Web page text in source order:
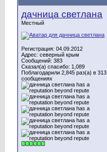
дачница светлана
Местный
Регистрация: 04.09.2012
Адрес: северный крым
Сообщений: 383
Сказал(а) спасибо: 1,089
Поблагодарили 2,845 раз(а) в 313
сообщениях